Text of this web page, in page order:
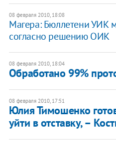
08 февраля 2010, 18:08
Магера: Бюллетени УИК
согласно решению ОИК
08 февраля 2010, 18:04
Обработано 99%
08 февраля 2010, 17:51
Юлия Тимошенко
уйти в отставку, –